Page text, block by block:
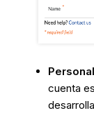
cuenta